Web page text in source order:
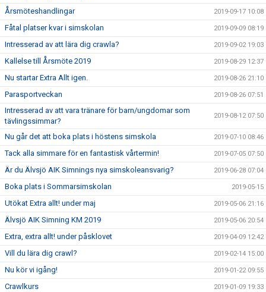
Årsmöteshandlingar 2019-09-17 10:08
Fåtal platser kvar i simskolan 2019-09-09 08:19
Intresserad av att lära dig crawla? 2019-09-02 19:03
Kallelse till Årsmöte 2019 2019-08-29 12:37
Nu startar Extra Allt igen. 2019-08-26 21:10
Parasportveckan 2019-08-26 07:51
Intresserad av att vara tränare för barn/ungdomar som
tävlingssimmar?
2019-08-12 07:50
Nu går det att boka plats i höstens simskola 2019-07-10 08:46
Tack alla simmare för en fantastisk vårtermin! 2019-07-05 07:50
Är du Älvsjö AIK Simnings nya simskoleansvarig? 2019-06-28 07:04
Boka plats i Sommarsimskolan 2019-05-15
Utökat Extra allt! under maj 2019-05-06 21:16
Älvsjö AIK Simning KM 2019 2019-05-06 20:54
Extra, extra allt! under påsklovet 2019-04-09 12:42
Vill du lära dig crawl? 2019-02-14 15:00
Nu kör vi igång! 2019-01-22 09:55
Crawlkurs 2019-01-09 19:33